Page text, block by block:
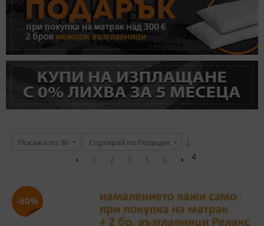
Покажи по 36 Сортирай по Позиция
1 2 3 4
5 6
-60%